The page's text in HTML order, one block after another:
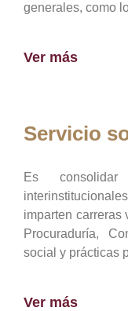
generales, como
Ver más
Servicio
Es
imparten carreras
Procuraduría,
social y prácticas
Ver más